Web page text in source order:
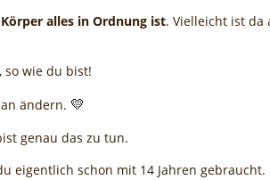
alles in Ordnung ist. Vielleicht ist da
so wie du bist!
ändern. 💛
genau das zu tun.
eigentlich schon mit 14 Jahren gebraucht.